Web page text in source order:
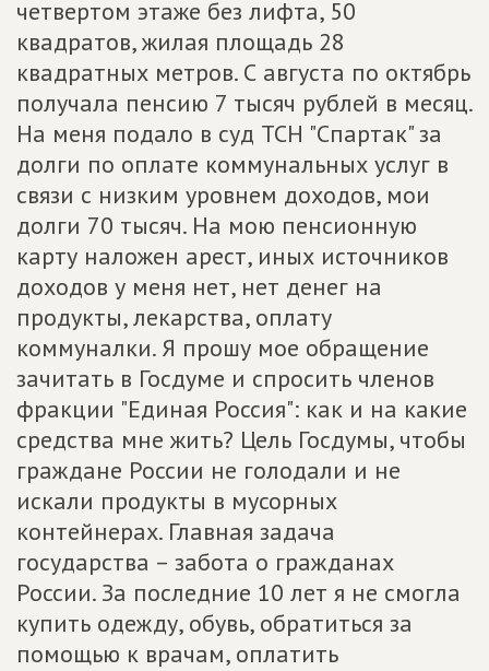
четвертом этаже без лифта, 50
квадратов, жилая площадь 28
квадратных метров. С августа по октябрь
получала пенсию 7 тысяч рублей в месяц.
На меня подало в суд ТСН "Спартак" за
долги по оплате коммунальных услуг в
связи с низким уровнем доходов, мои
долги 70 тысяч. На мою пенсионную
карту наложен арест, иных источников
доходов у меня нет, нет денег на
продукты, лекарства, оплату
коммуналки. Я прошу мое обращение
зачитать в Госдуме и спросить членов
фракции "Единая Россия": как и на какие
средства мне жить? Цель Госдумы, чтобы
граждане России не голодали и не
искали продукты в мусорных
контейнерах. Главная задача
государства – забота о гражданах
России. За последние 10 лет я не смогла
купить одежду, обувь, обратиться за
помощью к врачам, оплатить